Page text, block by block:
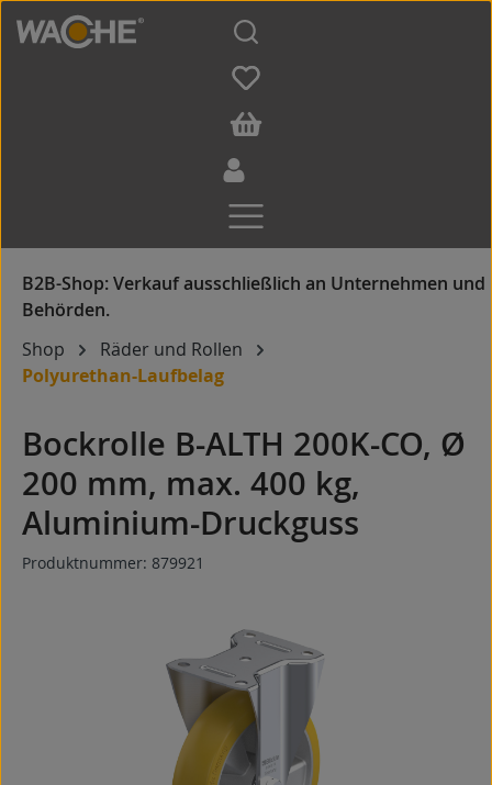
Zum Hauptinhalt springen
Shop
Räder und Rollen
Polyurethan-Laufbelag
Bockrolle B-ALTH 200K-CO, Ø
200 mm, max. 400 kg,
Aluminium-Druckguss
Produktnummer: 879921